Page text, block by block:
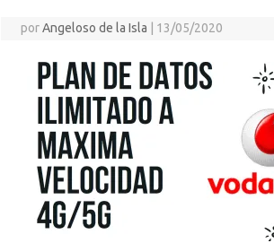
porAngeloso de la Isla 13/05/2020